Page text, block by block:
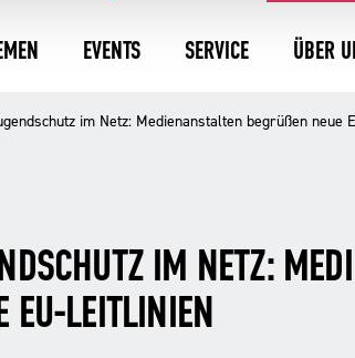
EVENTS SERVICE ÜBER
im Netz: Medienanstalten begrüßen neue
IM NETZ:
EU-LEITLINIEN